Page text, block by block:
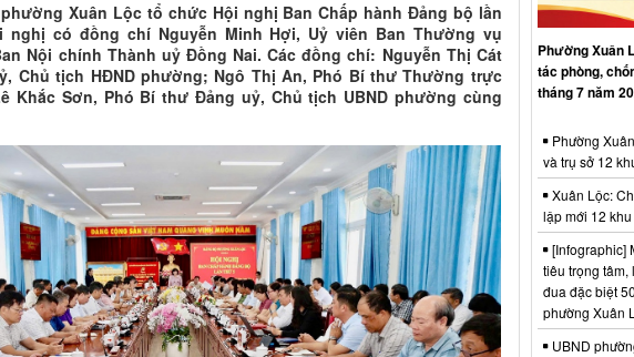
Xuân Lộc tổ chức Hội nghị Ban Chấp hành Đảng bộ lần
nghị có đồng chí Nguyễn Minh Hợi, Uỷ viên Ban Thường vụ
Nội chính Thành uỷ Đồng Nai. Các đồng chí: Nguyễn Thị Cát
Chủ tịch HĐND phường; Ngô Thị An, Phó Bí thư Thường trực
Khắc Sơn, Phó Bí thư Đảng uỷ, Chủ tịch UBND phường cùng
Phường Xuân
tác phòng,
tháng 7 năm
Phường
và trụ sở 12
Xuân Lộc:
lập mới 12
[Infographic]
tiêu trọng tâm,
đua đặc biệt
phường Xuân
UBND